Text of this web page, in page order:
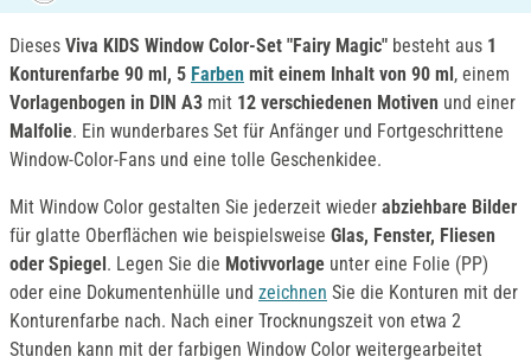
Dieses Viva KIDS Window Color-Set "Fairy Magic" besteht aus 1
Konturenfarbe 90 ml, 5 Farben mit einem Inhalt von 90 ml, einem
Vorlagenbogen in DIN A3 mit 12 verschiedenen Motiven und einer
Malfolie. Ein wunderbares Set für Anfänger und Fortgeschrittene
Window-Color-Fans und eine tolle Geschenkidee.
Mit Window Color gestalten Sie jederzeit wieder abziehbare Bilder
für glatte Oberflächen wie beispielsweise Glas, Fenster, Fliesen
oder Spiegel. Legen Sie die Motivvorlage unter eine Folie (PP)
oder eine Dokumentenhülle und zeichnen Sie die Konturen mit der
Konturenfarbe nach. Nach einer Trocknungszeit von etwa 2
Stunden kann mit der farbigen Window Color weitergearbeitet